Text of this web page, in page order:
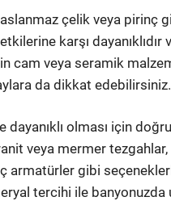
çelik veya pirinç
karşı
cam veya seramik
da dikkat edebilirsiniz.
olması için
veya mermer tezgahlar,
armatürler gibi
tercihi ile